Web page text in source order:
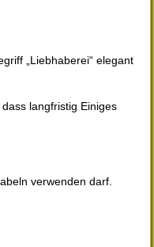
„Liebhaberei“ elegant
langfristig Einiges
verwenden darf.